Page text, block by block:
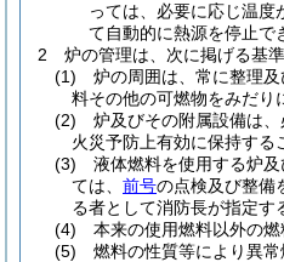
っては、必要に応じ温
て自動的に熱源を停止で
2
炉の管理は、次に掲げる基
(1)
炉の周囲は、常に整理
料その他の可燃物をみだり
(2)
炉及びその附属設備は、
火災予防上有効に保持する
(3)
液体燃料を使用する炉
ては、 前号の点検及び整備
る者として消防長が指定す
(4)
本来の使用燃料以外の燃
(5)
燃料の性質等により異